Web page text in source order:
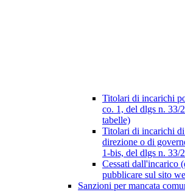
Titolari di incarichi
co. 1, del dlgs n. 33/
tabelle)
Titolari di incarichi
direzione o di
1-bis, del dlgs n. 33/
Cessati dall'incarico
pubblicare sul sito
Sanzioni per mancata